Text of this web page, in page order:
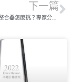
下一篇